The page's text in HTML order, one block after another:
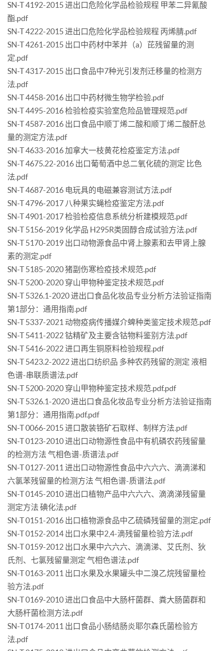
SN-T 4192-2015 进出口危险化学品检验规程 甲苯二异氰酸
酯.pdf
SN-T 4222-2015 进出口危险化学品检验规程 丙烯腈.pdf
SN-T 4261-2015 出口中药材中苯并（a）芘残留量的测
定.pdf
SN-T 4317-2015 出口食品中7种光引发剂迁移量的检测方
法.pdf
SN-T 4458-2016 出口中药材微生物学检验.pdf
SN-T 4495-2016 检验检疫实验室危险品管理规范.pdf
SN-T 4587-2016 出口食品中顺丁烯二酸和顺丁烯二酸酐总
量的测定方法.pdf
SN-T 4633-2016 加拿大一枝黄花检疫鉴定方法.pdf
SN-T 4675.22-2016 出口葡萄酒中总二氧化硫的测定 比色
法.pdf
SN-T 4687-2016 电玩具的电磁兼容测试方法.pdf
SN-T 4796-2017 八种果实蝇检疫鉴定方法.pdf
SN-T 4901-2017 检验检疫信息系统分析建模规范.pdf
SN-T 5156-2019 化学品 H295R类固醇合成试验方法.pdf
SN-T 5170-2019 出口动物源食品中肾上腺素和去甲肾上腺
素的测定.pdf
SN-T 5185-2020 猪副伤寒检疫技术规范.pdf
SN-T 5200-2020 穿山甲物种鉴定技术规范.pdf
SN-T 5326.1-2020 进出口食品化妆品专业分析方法验证指南
第1部分：通用指南.pdf
SN-T 5337-2021 动物疫病传播媒介蜱种类鉴定技术规范.pdf
SN-T 5411-2022 钴精矿及主要含钴物料鉴别方法.pdf
SN-T 5416-2022 进口再生铜原料检验规程.pdf
SN-T 5423.2-2022 进出口纺织品 多种农药残留的测定 液相
色谱-串联质谱法.pdf
SN-T 5200-2020 穿山甲物种鉴定技术规范.pdf.pdf
SN-T 5326.1-2020 进出口食品化妆品专业分析方法验证指南
第1部分：通用指南.pdf.pdf
SN-T 0066-2015 进口散装铬矿石取样、制样方法.pdf
SN-T 0123-2010 进出口动物源性食品中有机磷农药残留量
的检测方法 气相色谱-质谱法.pdf
SN-T 0127-2011 进出口动物源性食品中六六六、滴滴涕和
六氯苯残留量的检测方法 气相色谱-质谱法.pdf
SN-T 0145-2010 进出口植物产品中六六六、滴滴涕残留量
测定方法 碘化法.pdf
SN-T 0151-2016 出口植物源食品中乙硫磷残留量的测定.pdf
SN-T 0152-2014 出口水果中2,4-滴残留量检验方法.pdf
SN-T 0159-2012 出口水果中六六六、滴滴涕、艾氏剂、狄
氏剂、七氯残留量测定 气相色谱法.pdf
SN-T 0163-2011 出口水果及水果罐头中二溴乙烷残留量检
验方法.pdf
SN-T 0169-2010 进出口食品中大肠杆菌群、粪大肠菌群和
大肠杆菌检测方法.pdf
SN-T 0174-2011 出口食品小肠结肠炎耶尔森氏菌检验方
法.pdf